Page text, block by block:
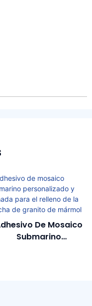
De Mosaico
Submarino